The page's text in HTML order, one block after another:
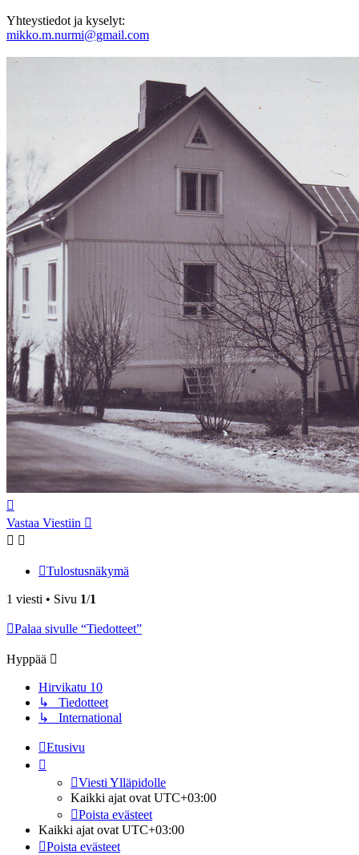
Yhteystiedot ja kyselyt:
mikko.m.nurmi@gmail.com
Vastaa Viestiin
Tulostusnäkymä
1 viesti • Sivu 1/1
Palaa sivulle “Tiedotteet”
Hyppää
Hirvikatu 10
↳ Tiedotteet
↳ International
Etusivu
Viesti Ylläpidolle
Kaikki ajat ovat UTC+03:00
Poista evästeet
Kaikki ajat ovat UTC+03:00
Poista evästeet